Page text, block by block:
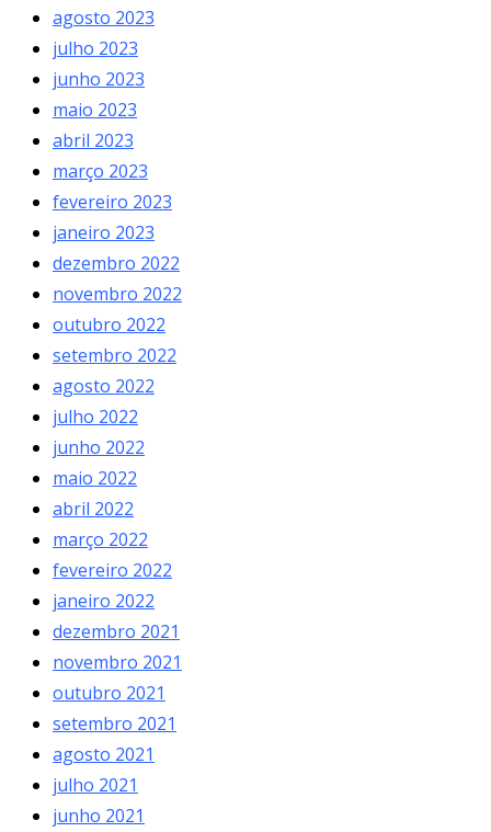
agosto 2023
julho 2023
junho 2023
maio 2023
abril 2023
março 2023
fevereiro 2023
janeiro 2023
dezembro 2022
novembro 2022
outubro 2022
setembro 2022
agosto 2022
julho 2022
junho 2022
maio 2022
abril 2022
março 2022
fevereiro 2022
janeiro 2022
dezembro 2021
novembro 2021
outubro 2021
setembro 2021
agosto 2021
julho 2021
junho 2021